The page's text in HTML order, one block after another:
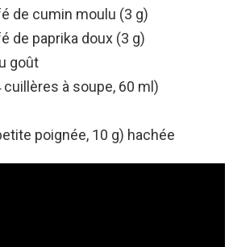
de cumin moulu (3 g)
de paprika doux (3 g)
goût
cuillères à soupe, 60 ml)
poignée, 10 g) hachée